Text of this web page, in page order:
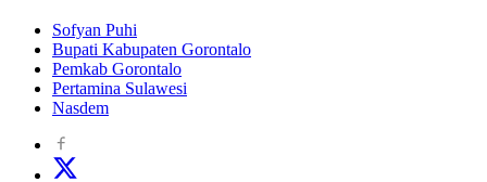
Sofyan Puhi
Bupati Kabupaten Gorontalo
Pemkab Gorontalo
Pertamina Sulawesi
Nasdem